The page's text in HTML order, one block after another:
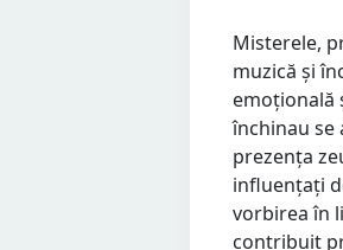
Misterele,
muzică și
emoțională
închinau se
prezența
influențați
vorbirea în
contribuit